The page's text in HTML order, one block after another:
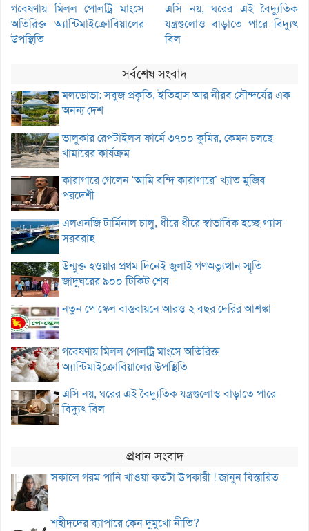
গবেষণায় মিলল পোলট্রি মাংসে
অতিরিক্ত অ্যান্টিমাইক্রোবিয়ালের
উপস্থিতি
এসি নয়, ঘরের এই বৈদ্যুতিক
যন্ত্রগুলোও বাড়াতে পারে বিদ্যুৎ
বিল
সর্বশেষ সংবাদ
মলডোভা: সবুজ প্রকৃতি, ইতিহাস আর নীরব সৌন্দর্যের এক
অনন্য দেশ
ভালুকার রেপটাইলস ফার্মে ৩৭০০ কুমির, কেমন চলছে
খামারের কার্যক্রম
কারাগারে গেলেন ‘আমি বন্দি কারাগারে’ খ্যাত মুজিব
পরদেশী
এলএনজি টার্মিনাল চালু, ধীরে ধীরে স্বাভাবিক হচ্ছে গ্যাস
সরবরাহ
উন্মুক্ত হওয়ার প্রথম দিনেই জুলাই গণঅভ্যুত্থান স্মৃতি
জাদুঘরের ৯০০ টিকিট শেষ
নতুন পে স্কেল বাস্তবায়নে আরও ২ বছর দেরির আশঙ্কা
গবেষণায় মিলল পোলট্রি মাংসে অতিরিক্ত
অ্যান্টিমাইক্রোবিয়ালের উপস্থিতি
এসি নয়, ঘরের এই বৈদ্যুতিক যন্ত্রগুলোও বাড়াতে পারে
বিদ্যুৎ বিল
প্রধান সংবাদ
সকালে গরম পানি খাওয়া কতটা উপকারী ! জানুন বিস্তারিত
শহীদদের ব্যাপারে কেন দুমুখো নীতি?